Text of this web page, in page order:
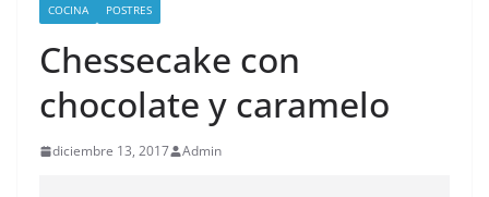
COCINA POSTRES
Chessecake con
chocolate y caramelo
diciembre 13, 2017 Admin